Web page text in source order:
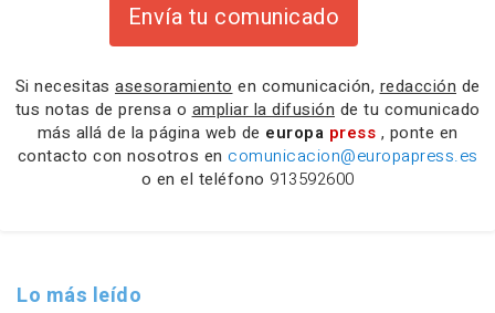
Envía tu comunicado
Si necesitas asesoramiento en comunicación, redacción de
tus notas de prensa o ampliar la difusión de tu comunicado
más allá de la página web de europa press , ponte en
contacto con nosotros en comunicacion@europapress.es
o en el teléfono 913592600
Lo más leído